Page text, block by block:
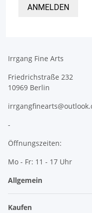
ANMELDEN
Irrgang Fine Arts
Friedrichstraße 232
10969 Berlin
-
Öffnungszeiten:
Mo - Fr: 11 - 17 Uhr
Allgemein
Kaufen